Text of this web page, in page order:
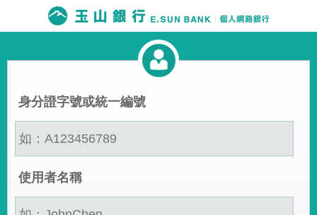
身分證字號或統一編號
使用者名稱